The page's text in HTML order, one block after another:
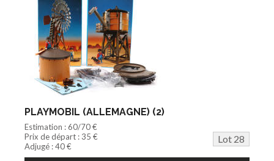
PLAYMOBIL (ALLEMAGNE) (2)
Estimation : 60/70 €
Prix de départ : 35 €
Lot 28
Adjugé : 40 €